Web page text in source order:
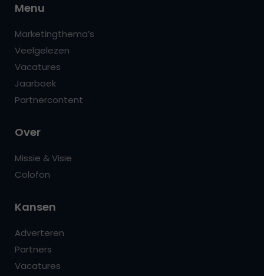
Menu
Marketingthema’s
Veelgelezen
Vacatures
Jaarboek
Partnercontent
Over
Missie & Visie
Colofon
Kansen
Adverteren
Partners
Vacatures